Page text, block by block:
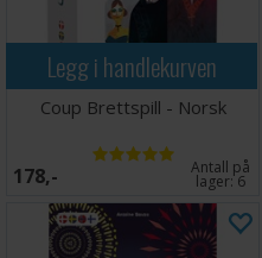
Legg i handlekurven
Coup Brettspill - Norsk
178,- Antall på
lager:6